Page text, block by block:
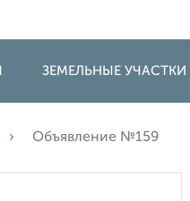
ЗЕМЕЛЬНЫЕ УЧАСТКИ
Объявление №159